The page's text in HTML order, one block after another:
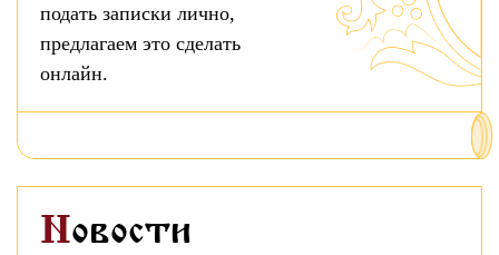
подать записки лично,
предлагаем это сделать
онлайн.
Новости